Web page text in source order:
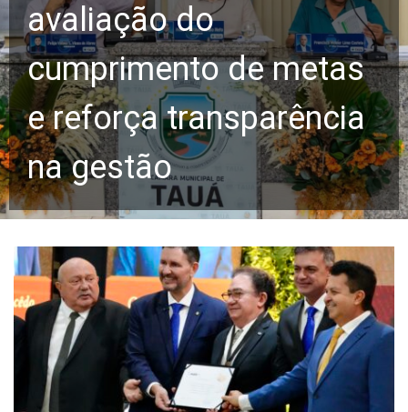
avaliação do
cumprimento de metas
e reforça transparência
na gestão